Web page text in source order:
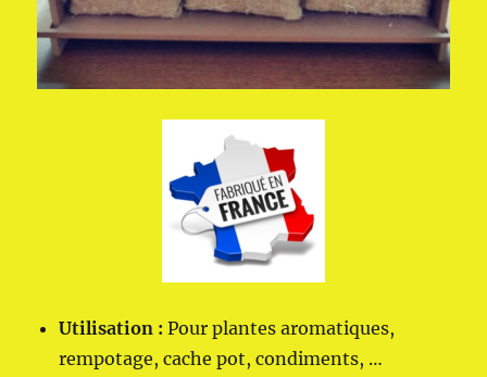
Utilisation :Pour plantes aromatiques,
rempotage, cache pot, condiments, …